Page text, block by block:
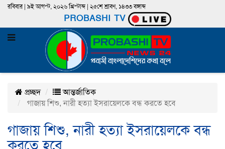
রবিবার | ৯ই আগস্ট, ২০২৬ খ্রিস্টাব্দ | ২৫শে শ্রাবণ, ১৪৩৩ বঙ্গাব্দ
PROBASHI TV
প্রচ্ছদ
আন্তর্জাতিক
গাজায় শিশু, নারী হত্যা ইসরায়েলকে বন্ধ করতে হবে
গাজায় শিশু, নারী হত্যা ইসরায়েলকে বন্ধ
করতে হবে